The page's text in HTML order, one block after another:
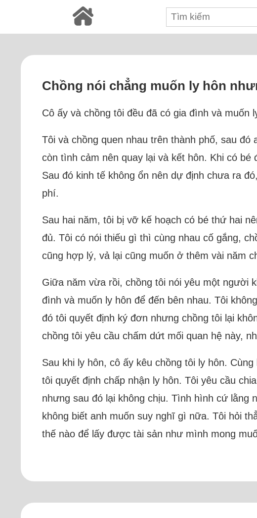
Chồng nói chẳng muốn ly hôn
Cô ấy và chồng tôi đều đã có gia đình và muốn
Tôi và chồng quen nhau trên thành phố, sau
còn tình cảm nên quay lại và kết hôn. Khi có
Sau đó kinh tế không ổn nên dự định chưa ra
phí.
Sau hai năm, tôi bị vỡ kế hoạch có bé thứ hai
đủ. Tôi có nói thiếu gì thì cùng nhau cố gắng,
cũng hợp lý, vả lại cũng muốn ở thêm vài năm
Giữa năm vừa rồi, chồng tôi nói yêu một người
đình và muốn ly hôn để đến bên nhau. Tôi
đó tôi quyết định ký đơn nhưng chồng tôi lại
chồng tôi yêu cầu chấm dứt mối quan hệ này,
Sau khi ly hôn, cô ấy kêu chồng tôi ly hôn.
tôi quyết định chấp nhận ly hôn. Tôi yêu cầu
nhưng sau đó lại không chịu. Tình hình cứ lằng
không biết anh muốn suy nghĩ gì nữa. Tôi hỏi
thế nào để lấy được tài sản như mình mong